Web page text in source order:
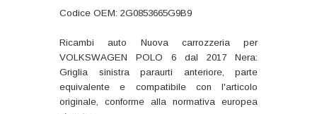
Codice OEM: 2G0853665G9B9
Ricambi auto Nuova carrozzeria per
VOLKSWAGEN POLO 6 dal 2017 Nera:
Griglia sinistra paraurti anteriore, parte
equivalente e compatibile con l'articolo
originale, conforme alla normativa europea